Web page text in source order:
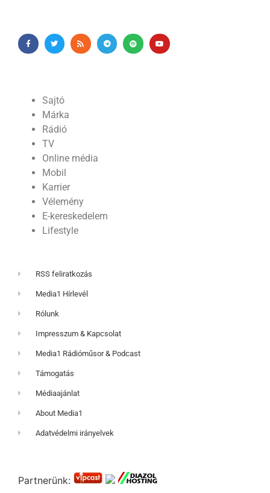
Sajtó
Márka
Rádió
TV
Online média
Mobil
Karrier
Vélemény
E-kereskedelem
Lifestyle
RSS feliratkozás
Media1 Hírlevél
Rólunk
Impresszum & Kapcsolat
Media1 Rádióműsor & Podcast
Támogatás
Médiaajánlat
About Media1
Adatvédelmi irányelvek
Partnerünk: